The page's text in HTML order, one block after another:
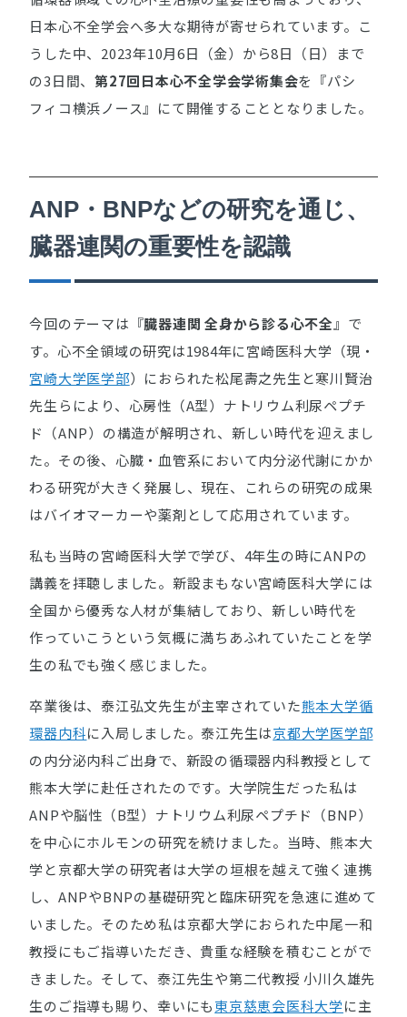
日本心不全学会へ多大な期待が寄せられています。こ
うした中、2023年10月6日（金）から8日（日）まで
の3日間、第27回日本心不全学会学術集会を『パシ
フィコ横浜ノース』にて開催することとなりました。
ANP・BNPなどの研究を通じ、
臓器連関の重要性を認識
今回のテーマは『臓器連関 全身から診る心不全』で
す。心不全領域の研究は1984年に宮崎医科大学（現・
宮崎大学医学部）におられた松尾壽之先生と寒川賢治
先生らにより、心房性（A型）ナトリウム利尿ペプチ
ド（ANP）の構造が解明され、新しい時代を迎えまし
た。その後、心臓・血管系において内分泌代謝にかか
わる研究が大きく発展し、現在、これらの研究の成果
はバイオマーカーや薬剤として応用されています。
私も当時の宮崎医科大学で学び、4年生の時にANPの
講義を拝聴しました。新設まもない宮崎医科大学には
全国から優秀な人材が集結しており、新しい時代を
作っていこうという気概に満ちあふれていたことを学
生の私でも強く感じました。
卒業後は、泰江弘文先生が主宰されていた熊本大学循
環器内科に入局しました。泰江先生は京都大学医学部
の内分泌内科ご出身で、新設の循環器内科教授として
熊本大学に赴任されたのです。大学院生だった私は
ANPや脳性（B型）ナトリウム利尿ペプチド（BNP）
を中心にホルモンの研究を続けました。当時、熊本大
学と京都大学の研究者は大学の垣根を越えて強く連携
し、ANPやBNPの基礎研究と臨床研究を急速に進めて
いました。そのため私は京都大学におられた中尾一和
教授にもご指導いただき、貴重な経験を積むことがで
きました。そして、泰江先生や第二代教授 小川久雄先
生のご指導も賜り、幸いにも東京慈恵会医科大学に主